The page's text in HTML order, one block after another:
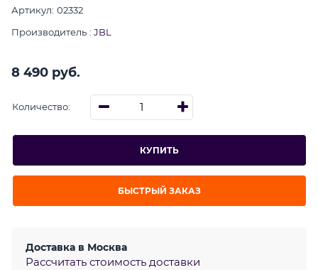
Артикул: 02332
Производитель : JBL
8 490 руб.
Количество:
КУПИТЬ
БЫСТРЫЙ ЗАКАЗ
Доставка в Москва
Рассчитать стоимость доставки